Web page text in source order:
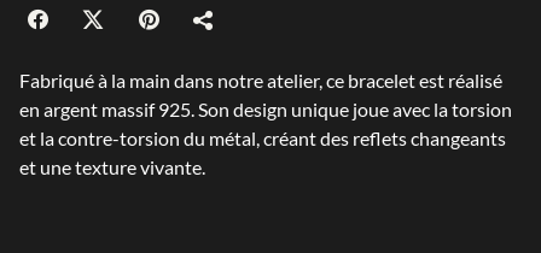
Fabriqué à la main dans notre atelier, ce bracelet est réalisé
en argent massif 925. Son design unique joue avec la torsion
et la contre-torsion du métal, créant des reflets changeants
et une texture vivante.